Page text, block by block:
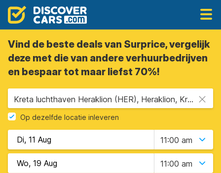
Vind de beste deals van Surprice, vergelijk
deze met die van andere verhuurbedrijven
en bespaar tot maar liefst 70%!
Kreta luchthaven Heraklion (HER), Heraklion, Kreta
Op dezelfde locatie inleveren
11:00 am
11:00 am